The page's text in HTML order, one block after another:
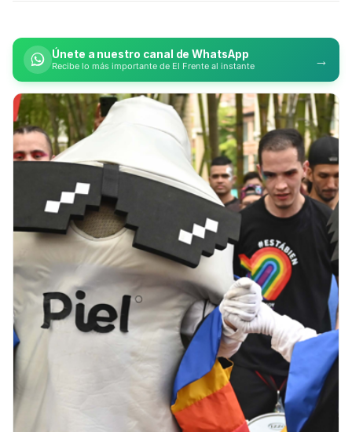
Únete a nuestro canal de WhatsApp
Recibe lo más importante de El Frente al instante →